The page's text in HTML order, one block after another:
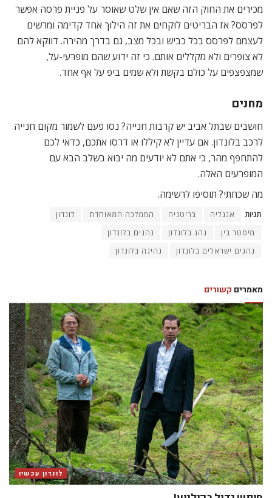
מכירים את החוק הזה שאם אין שלט שאוסר על פניית פרסה אפשר
לפרסס? אז הבריטים לוקחים את זה הילוך אחד קדימה ומרשים
לעצמם לפרסס בכל כביש ובכל מצב, גם בדרך מהירה. דווקא להם
לא צופרים ולא מקללים אותם. כי זה ידוע שהם מופרעי-על,
שמצפצפים על כולם בקשת ולא שמים ביפ על אף אחד.
מחנים
חושבים שבתל אביב יש קרבות חנייה? נסו פעם לשמור מקום חנייה
לרכב בלונדון. אם עדיין לא קיללו או דרסו אתכם, כדאי לכם
להתחפף מהר, כי אתם לא יודעים מה יבוא בשלב הבא עם
המופרעים האלה.
מה שכחתי? תוסיפו לרשימה.
תגיות אנגליה בריטניה הממלכה המאוחדת
לונדון
מיסטר בין
נהג בלונדון
נהגים בלונדון
נהגים ישראלים בלונדון
נהיגה בלונדון
מאמרים קשורים
לונדון עכשיו